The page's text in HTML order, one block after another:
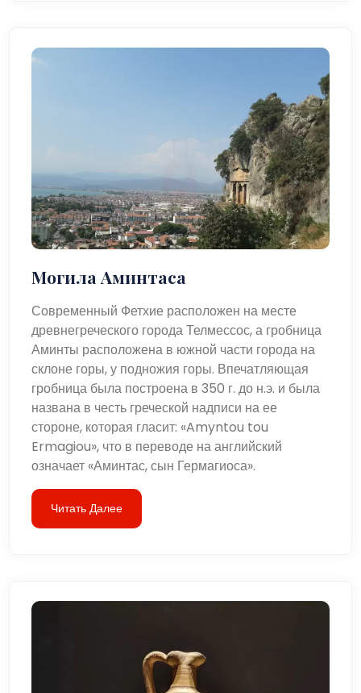
Могила Аминтаса
Современный Фетхие расположен на месте
древнегреческого города Телмессос, а гробница
Аминты расположена в южной части города на
склоне горы, у подножия горы. Впечатляющая
гробница была построена в 350 г. до н.э. и была
названа в честь греческой надписи на ее
стороне, которая гласит: «Amyntou tou
Ermagiou», что в переводе на английский
означает «Аминтас, сын Гермагиоса».
Читать Далее